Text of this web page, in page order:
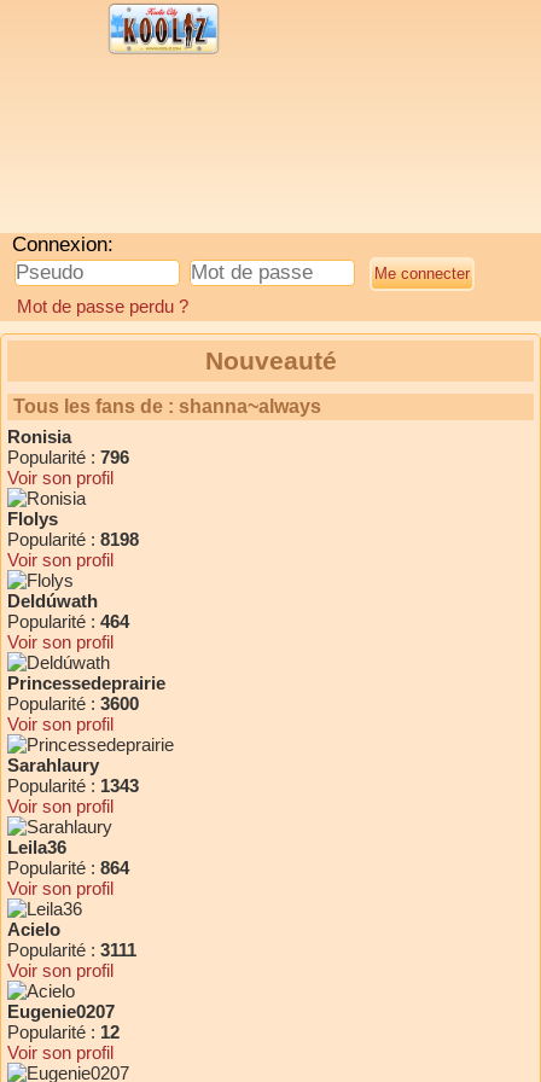
Connexion:
Mot de passe perdu ?
Nouveauté
Tous les fans de : shanna~always
Ronisia
Popularité : 796
Voir son profil
Flolys
Popularité : 8198
Voir son profil
Deldúwath
Popularité : 464
Voir son profil
Princessedeprairie
Popularité : 3600
Voir son profil
Sarahlaury
Popularité : 1343
Voir son profil
Leila36
Popularité : 864
Voir son profil
Acielo
Popularité : 3111
Voir son profil
Eugenie0207
Popularité : 12
Voir son profil